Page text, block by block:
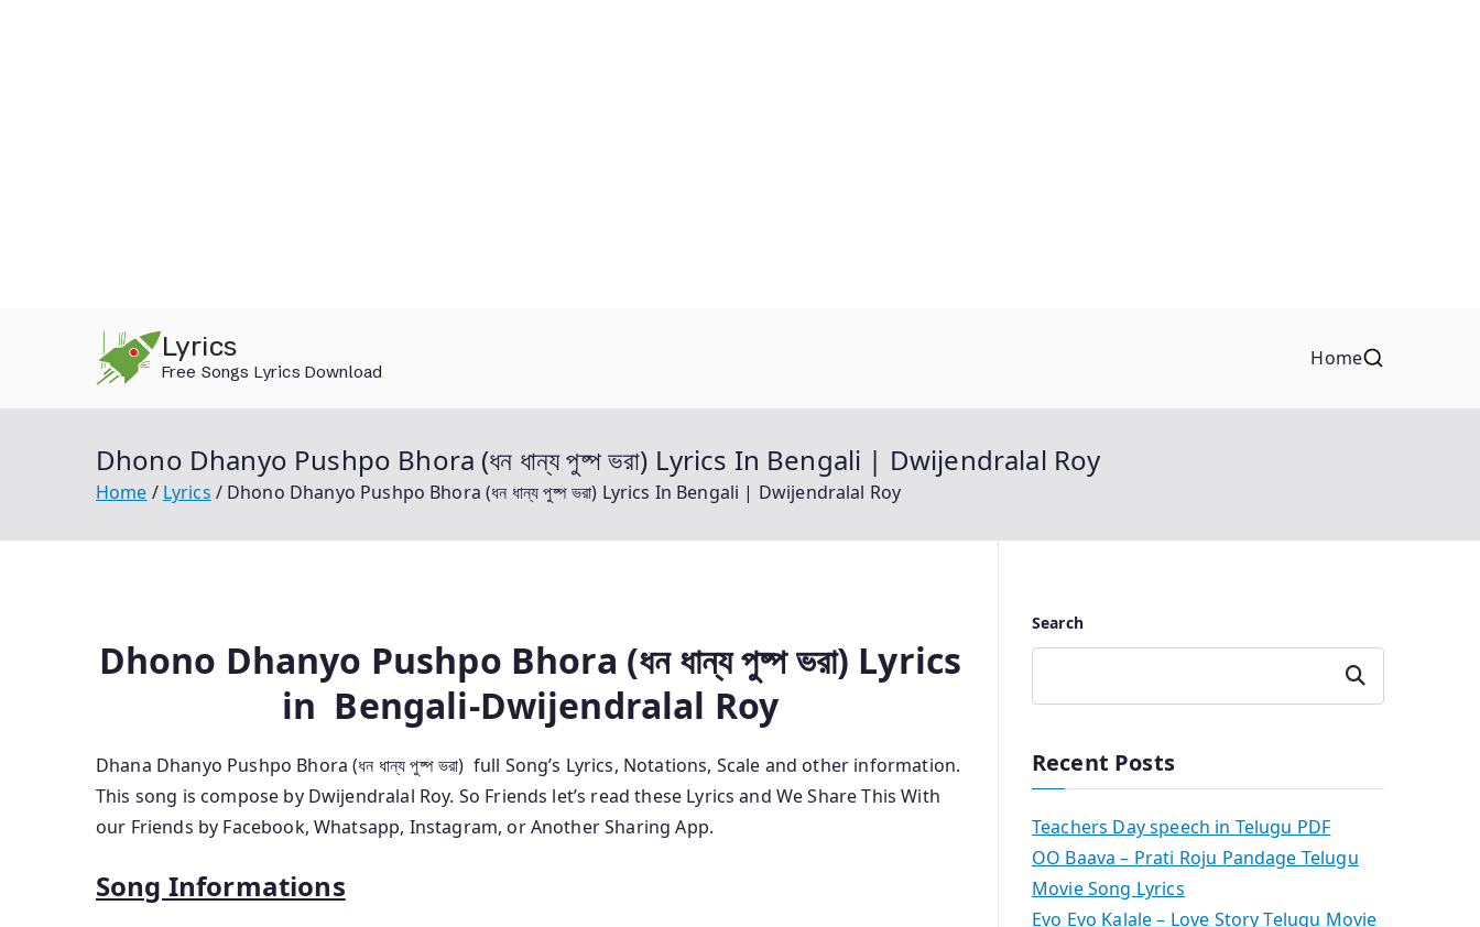
Lyrics
Free Songs Lyrics Download
Home
Dhono Dhanyo Pushpo Bhora (ধন‌ ধান্য পুষ্প ভরা) Lyrics In Bengali | Dwijendralal Roy
Home Lyrics Dhono Dhanyo Pushpo Bhora (ধন‌ ধান্য পুষ্প ভরা) Lyrics In Bengali | Dwijendralal Roy
Dhono Dhanyo Pushpo Bhora (ধন‌ ধান্য পুষ্প ভরা) Lyrics
in Bengali-Dwijendralal Roy
Dhana Dhanyo Pushpo Bhora (ধন ধান্য পুষ্প ভরা) full Song’s Lyrics, Notations, Scale and other information.
This song is compose by Dwijendralal Roy. So Friends let’s read these Lyrics and We Share This With
our Friends by Facebook, Whatsapp, Instagram, or Another Sharing App.
Song Informations
Search
Search
Recent Posts
Teachers Day speech in Telugu PDF
OO Baava – Prati Roju Pandage Telugu
Movie Song Lyrics
Evo Evo Kalale – Love Story Telugu Movie